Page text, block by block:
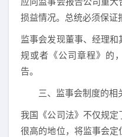
损益情况。总统必须保证
监事会发现董事、经理
规或者《公司章程》的
告。
三、监事会制度的相
我国《公司法》不仅规
很高的地位，将监事会